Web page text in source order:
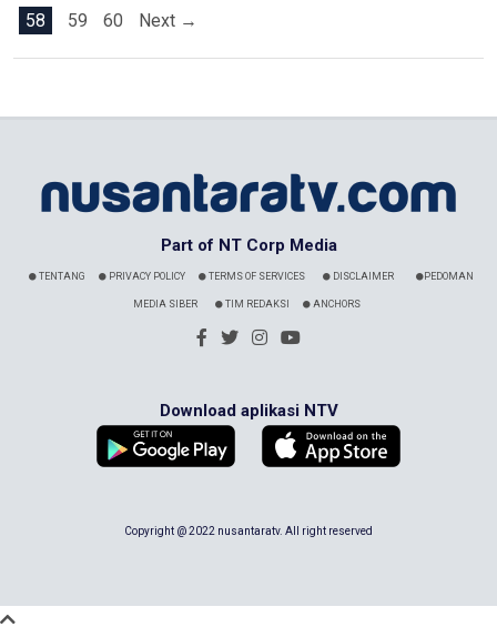
58
59 60 Next →
Part of NT Corp Media
TENTANG PRIVACY POLICY TERMS OF SERVICES DISCLAIMER PEDOMAN
MEDIA SIBER TIM REDAKSI ANCHORS
Download aplikasi NTV
Copyright @ 2022 nusantaratv. All right reserved